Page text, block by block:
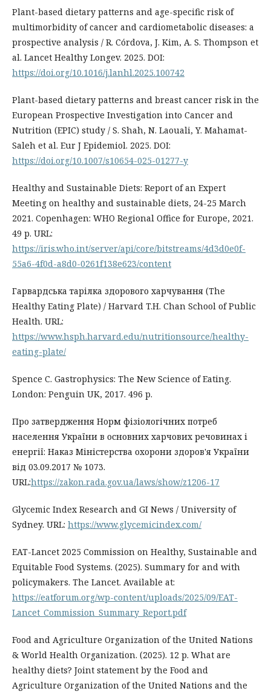
Plant-based dietary patterns and age-specific risk of
multimorbidity of cancer and cardiometabolic diseases: a
prospective analysis / R. Córdova, J. Kim, A. S. Thompson et
al. Lancet Healthy Longev. 2025. DOI:
https://doi.org/10.1016/j.lanhl.2025.100742
Plant-based dietary patterns and breast cancer risk in the
European Prospective Investigation into Cancer and
Nutrition (EPIC) study / S. Shah, N. Laouali, Y. Mahamat-
Saleh et al. Eur J Epidemiol. 2025. DOI:
https://doi.org/10.1007/s10654-025-01277-y
Healthy and Sustainable Diets: Report of an Expert
Meeting on healthy and sustainable diets, 24-25 March
2021. Copenhagen: WHO Regional Office for Europe, 2021.
49 p. URL:
https://iris.who.int/server/api/core/bitstreams/4d3d0e0f-
55a6-4f0d-a8d0-0261f138e623/content
Гарвардська тарілка здорового харчування (The
Healthy Eating Plate) / Harvard T.H. Chan School of Public
Health. URL:
https://www.hsph.harvard.edu/nutritionsource/healthy-
eating-plate/
Spence C. Gastrophysics: The New Science of Eating.
London: Penguin UK, 2017. 496 p.
Про затвердження Норм фізіологічних потреб
населення України в основних харчових речовинах і
енергії: Наказ Міністерства охорони здоров'я України
від 03.09.2017 № 1073.
URL:https://zakon.rada.gov.ua/laws/show/z1206-17
Glycemic Index Research and GI News / University of
Sydney. URL: https://www.glycemicindex.com/
EAT-Lancet 2025 Commission on Healthy, Sustainable and
Equitable Food Systems. (2025). Summary for and with
policymakers. The Lancet. Available at:
https://eatforum.org/wp-content/uploads/2025/09/EAT-
Lancet_Commission_Summary_Report.pdf
Food and Agriculture Organization of the United Nations
& World Health Organization. (2025). 12 p. What are
healthy diets? Joint statement by the Food and
Agriculture Organization of the United Nations and the